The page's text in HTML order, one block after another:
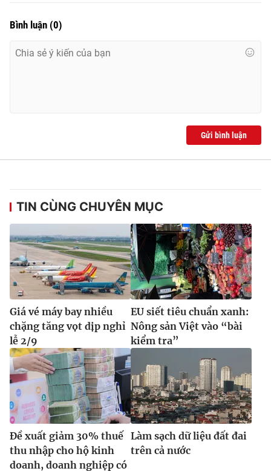
Bình luận (0)
Gửi bình luận
TIN CÙNG CHUYÊN MỤC
Giá vé máy bay nhiều
chặng tăng vọt dịp nghỉ
lễ 2/9
EU siết tiêu chuẩn xanh:
Nông sản Việt vào “bài
kiểm tra”
Đề xuất giảm 30% thuế
thu nhập cho hộ kinh
doanh, doanh nghiệp có
Làm sạch dữ liệu đất đai
trên cả nước